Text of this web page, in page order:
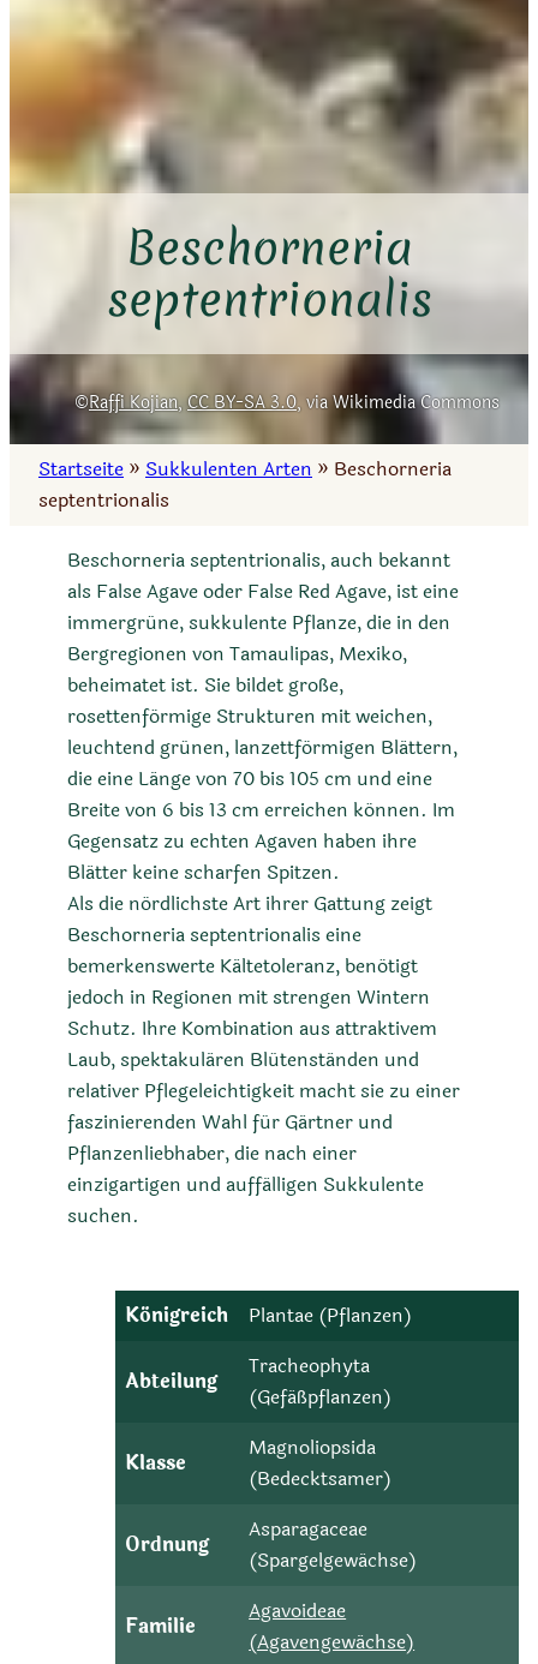
Beschorneria
septentrionalis
Raffi Kojian,CC BY-SA 3.0, via Wikimedia Commons
Startseite » Sukkulenten Arten » Beschorneria
septentrionalis
Beschorneria septentrionalis, auch bekannt
als False Agave oder False Red Agave, ist eine
immergrüne, sukkulente Pflanze, die in den
Bergregionen von Tamaulipas, Mexiko,
beheimatet ist. Sie bildet große,
rosettenförmige Strukturen mit weichen,
leuchtend grünen, lanzettförmigen Blättern,
die eine Länge von 70 bis 105 cm und eine
Breite von 6 bis 13 cm erreichen können. Im
Gegensatz zu echten Agaven haben ihre
Blätter keine scharfen Spitzen.
Als die nördlichste Art ihrer Gattung zeigt
Beschorneria septentrionalis eine
bemerkenswerte Kältetoleranz, benötigt
jedoch in Regionen mit strengen Wintern
Schutz. Ihre Kombination aus attraktivem
Laub, spektakulären Blütenständen und
relativer Pflegeleichtigkeit macht sie zu einer
faszinierenden Wahl für Gärtner und
Pflanzenliebhaber, die nach einer
einzigartigen und auffälligen Sukkulente
suchen.
Königreich Plantae (Pflanzen)
Abteilung
Tracheophyta
(Gefäßpflanzen)
Klasse
Magnoliopsida
(Bedecktsamer)
Ordnung
Asparagaceae
(Spargelgewächse)
Familie
Agavoideae
(Agavengewächse)